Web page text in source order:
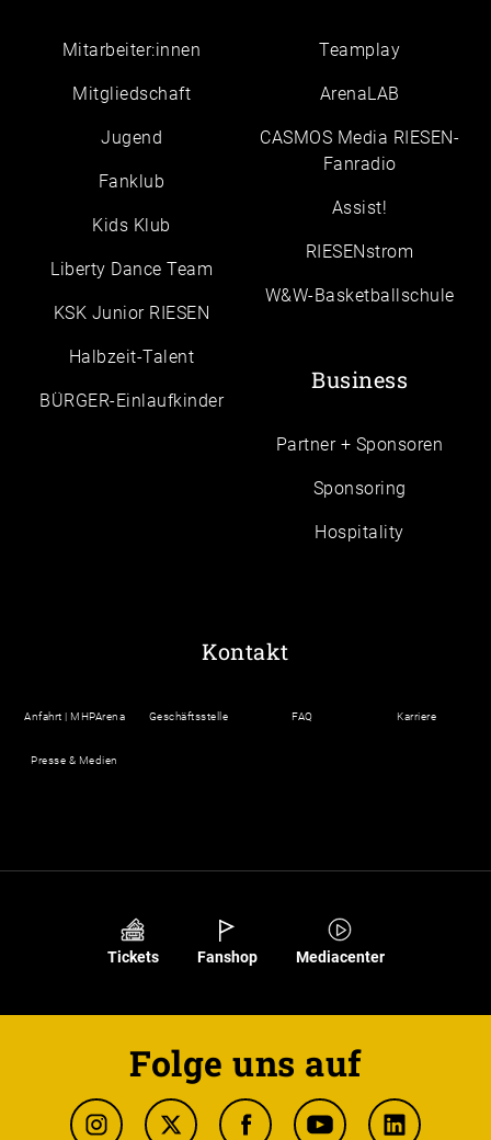
Mitarbeiter:innen
Mitgliedschaft
Jugend
Fanklub
Kids Klub
Liberty Dance Team
KSK Junior RIESEN
Halbzeit-Talent
BÜRGER-Einlaufkinder
Teamplay
ArenaLAB
CASMOS Media RIESEN-
Fanradio
Assist!
RIESENstrom
W&W-Basketballschule
Business
Partner + Sponsoren
Sponsoring
Hospitality
Kontakt
Anfahrt | MHPArena Geschäftsstelle FAQ Karriere
Presse & Medien
Tickets Fanshop Mediacenter
Folge uns auf